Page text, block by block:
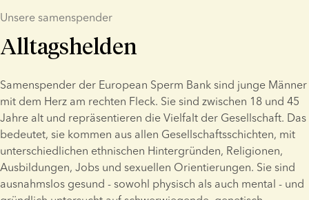
Unsere samenspender
Alltagshelden
Samenspender der European Sperm Bank sind junge Männer
mit dem Herz am rechten Fleck. Sie sind zwischen 18 und 45
Jahre alt und repräsentieren die Vielfalt der Gesellschaft. Das
bedeutet, sie kommen aus allen Gesellschaftsschichten, mit
unterschiedlichen ethnischen Hintergründen, Religionen,
Ausbildungen, Jobs und sexuellen Orientierungen. Sie sind
ausnahmslos gesund - sowohl physisch als auch mental - und